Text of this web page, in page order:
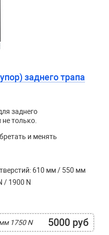
заднего трапа
заднего
только.
и менять
610 мм / 550 мм
/ 1900 N
1750 N 5000 руб